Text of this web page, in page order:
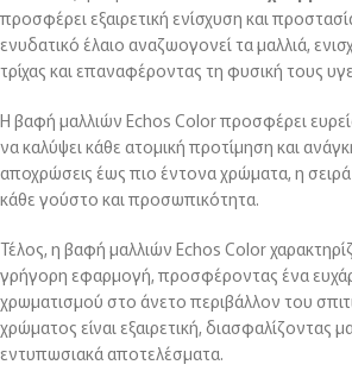
προσφέρει εξαιρετική ενίσχυση και
ενυδατικό έλαιο αναζωογονεί τα μαλλιά,
τρίχας και επαναφέροντας τη φυσική τους
Η βαφή μαλλιών Echos Color προσφέρει
να καλύψει κάθε ατομική προτίμηση και
αποχρώσεις έως πιο έντονα χρώματα, η σειρά
κάθε γούστο και προσωπικότητα.
Τέλος, η βαφή μαλλιών Echos Color
γρήγορη εφαρμογή, προσφέροντας ένα
χρωματισμού στο άνετο περιβάλλον του
χρώματος είναι εξαιρετική, διασφαλίζοντας
εντυπωσιακά αποτελέσματα.